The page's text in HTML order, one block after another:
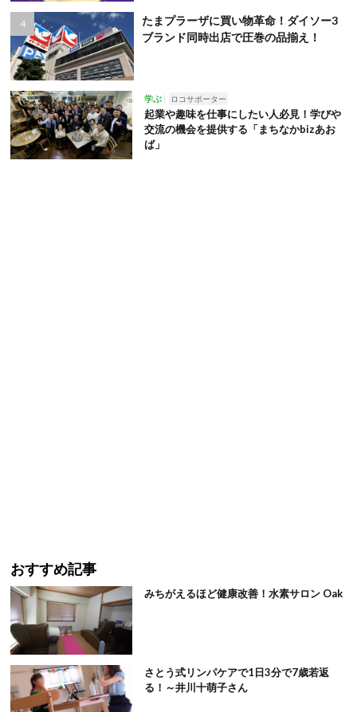
たまプラーザに買い物革命！ダイソー3
ブランド同時出店で圧巻の品揃え！
学ぶ ロコサポーター
起業や趣味を仕事にしたい人必見！学びや
交流の機会を提供する「まちなかbizあお
ば」
おすすめ記事
みちがえるほど健康改善！水素サロン Oak
さとう式リンパケアで1日3分で7歳若返
る！～井川十萌子さん